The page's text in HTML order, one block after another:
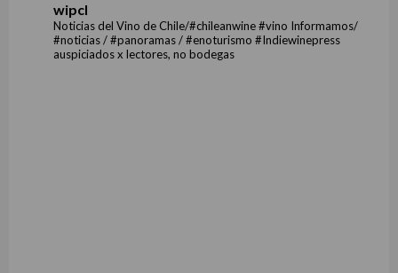
wipcl
Noticias del Vino de Chile/#chileanwine #vino Informamos/
#noticias / #panoramas / #enoturismo #Indiewinepress
auspiciados x lectores, no bodegas